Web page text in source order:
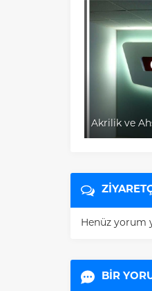
Akrilik ve
Henüz yorum
BİR